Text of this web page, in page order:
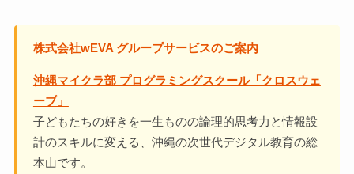
株式会社wEVA グループサービスのご案内
沖縄マイクラ部 プログラミングスクール「クロスウェ
ーブ」
子どもたちの好きを一生ものの論理的思考力と情報設
計のスキルに変える、沖縄の次世代デジタル教育の総
本山です。